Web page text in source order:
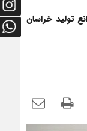
تولید خراسان